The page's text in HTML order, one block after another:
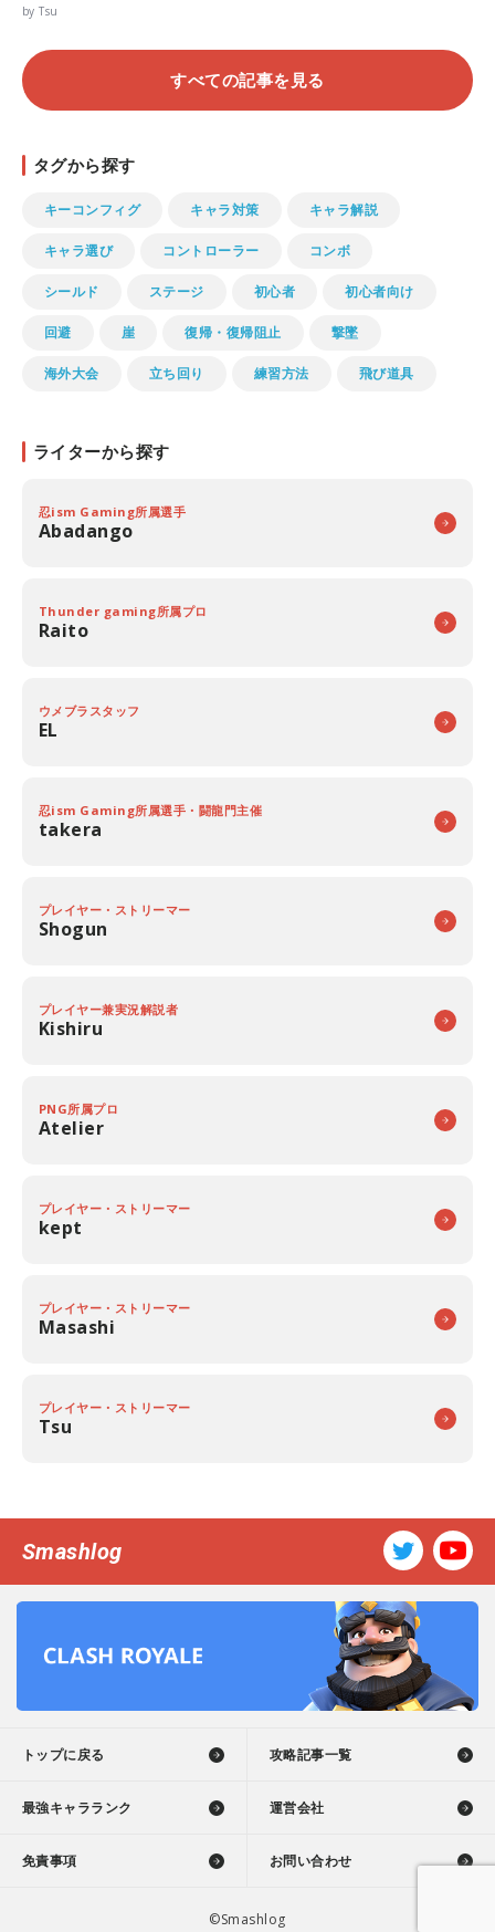
by Tsu
すべての記事を見る
タグから探す
キーコンフィグ キャラ対策 キャラ解説
キャラ選び コントローラー コンボ
シールド ステージ 初心者 初心者向け
回避 崖 復帰・復帰阻止 撃墜
海外大会 立ち回り 練習方法 飛び道具
ライターから探す
忍ism Gaming所属選手
Abadango
Thunder gaming所属プロ
Raito
ウメブラスタッフ
EL
忍ism Gaming所属選手・闘龍門主催
takera
プレイヤー・ストリーマー
Shogun
プレイヤー兼実況解説者
Kishiru
PNG所属プロ
Atelier
プレイヤー・ストリーマー
kept
プレイヤー・ストリーマー
Masashi
プレイヤー・ストリーマー
Tsu
Smashlog
トップに戻る 攻略記事一覧
最強キャラランク 運営会社
免責事項 お問い合わせ
©Smashlog